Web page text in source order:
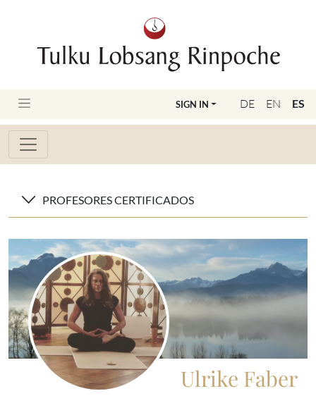
DE EN ES
SIGN IN
PROFESORES CERTIFICADOS
Ulrike Faber